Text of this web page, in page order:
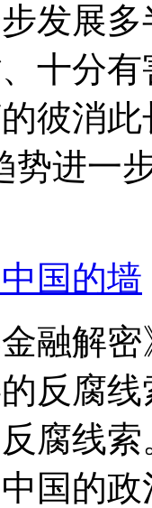
发展
十分
彼消
势进一
国的墙
融解
反腐
腐线
国的